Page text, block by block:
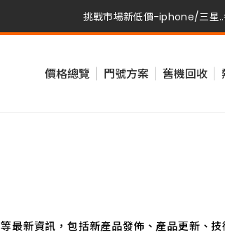
挑戰市場新低價-iphone/三星..
挑戰市場新低價-iphone/三星
價格總覽 門號方案 舊機回收
最新資訊，包括新產品發佈、產品更新、